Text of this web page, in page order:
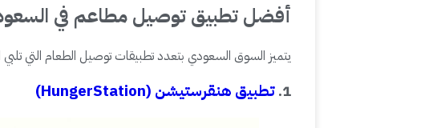
أفضل تطبيق توصيل مطاعم في
يتميز السوق السعودي بتعدد تطبيقات توصيل الطعام التي
1. تطبيق هنقرستيشن (HungerStation)